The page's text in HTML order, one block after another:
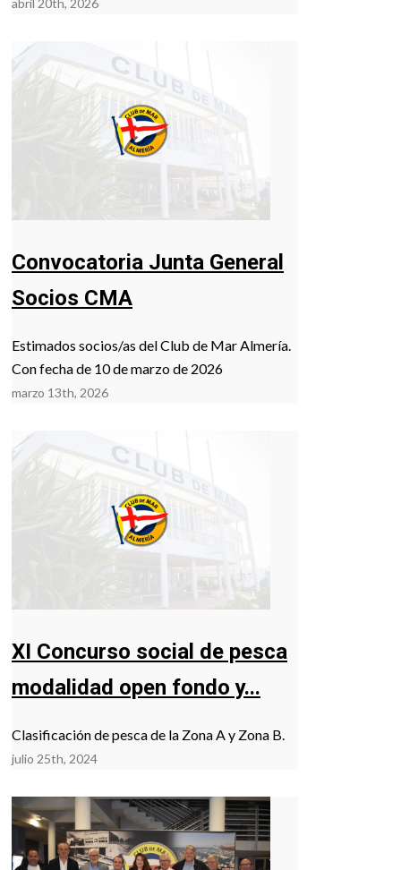
abril 20th, 2026
Convocatoria Junta General
Socios CMA
Estimados socios/as del Club de Mar Almería.
Con fecha de 10 de marzo de 2026
marzo 13th, 2026
XI Concurso social de pesca
modalidad open fondo y...
Clasificación de pesca de la Zona A y Zona B.
julio 25th, 2024